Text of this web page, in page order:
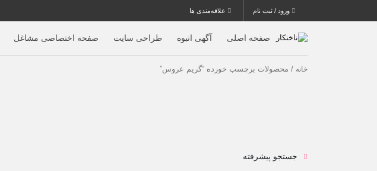
ورود / ثبت نام علاقه‌مندی ها
صفحه اصلی آگهی انبوه طراحی سایت صفحه اختصاصی مشاغل
خانه / محصولات برچسب خورده “گریم عروس”
جستجو پیشرفته